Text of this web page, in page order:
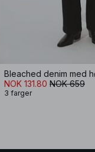
NOK 131.80 NOK 659
3 farger